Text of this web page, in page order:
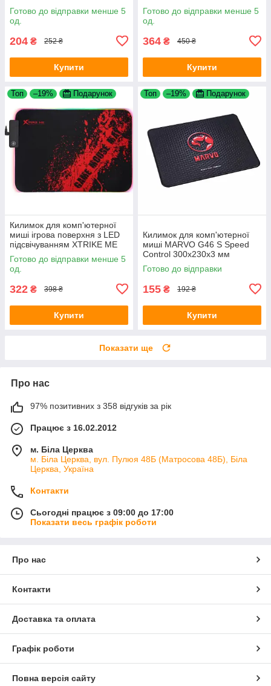
400x450мм Black
Готово до відправки менше 5
од.
204 ₴ 252 ₴
Купити
Готово до відправки менше 5
од.
364 ₴ 450 ₴
Купити
Топ –19% Подарунок
Килимок для комп'ютерної
миші ігрова поверхня з LED
підсвічуванням XTRIKE ME
MP-602 RGB 350х250x3мм
Готово до відправки менше 5
од.
322 ₴ 398 ₴
Купити
Топ –19% Подарунок
Килимок для комп'ютерної
миші MARVO G46 S Speed ​​
Control 300х230x3 мм
Готово до відправки
155 ₴ 192 ₴
Купити
Показати ще
Про нас
97% позитивних з 358 відгуків за рік
Працює з 16.02.2012
м. Біла Церква
м. Біла Церква, вул. Пулюя 48Б (Матросова 48Б), Біла
Церква, Україна
Контакти
Сьогодні працює з 09:00 до 17:00
Показати весь графік роботи
Про нас
Контакти
Доставка та оплата
Графік роботи
Повна версія сайту